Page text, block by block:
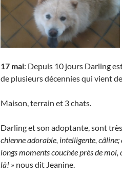
17 mai: Depuis 10 jours Darling
de plusieurs décennies qui vient
Maison, terrain et 3 chats.
Darling et son adoptante, sont très
chienne adorable, intelligente,
longs moments couchée près de
là! » nous dit Jeanine.